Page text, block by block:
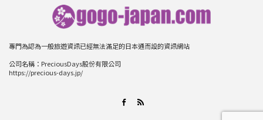
專門為認為一般旅遊資訊已經無法滿足的日本通而設的資訊網站
公司名稱：PreciousDays股份有限公司
https://precious-days.jp/
Facebook